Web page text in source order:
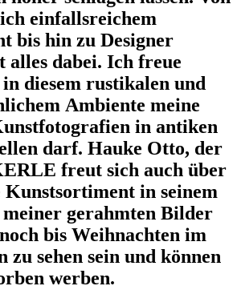
einfallsreichem
bis hin zu Designer
dabei. Ich freue
diesem rustikalen und
Ambiente meine
in antiken
darf. Hauke Otto, der
freut sich auch über
Kunstsortiment in seinem
gerahmten Bilder
bis Weihnachten im
sehen sein und können
werben.